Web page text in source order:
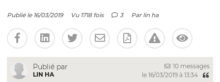
Publié le 16/03/2019 Vu 1718 fois 3 Par lin ha
Publié par
LIN HA
10 messages
le 16/03/2019 à 13:34